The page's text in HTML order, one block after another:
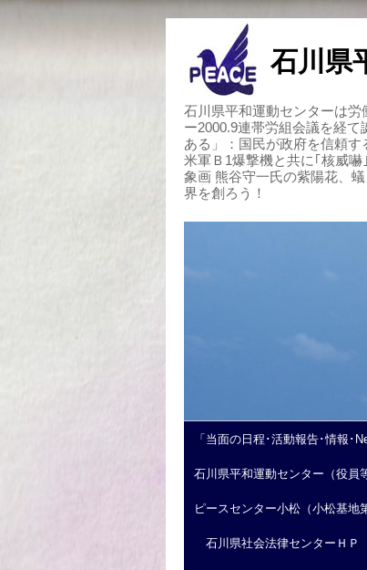
石川県
石川県平和運動センターは
ー2000.9連帯労組会議を経
ある」：国民が政府を信頼
米軍Ｂ1爆撃機と共に｢核威
象画 熊谷守一氏の紫陽花、
界を創ろう！
「当面の日程･活動報告･情報･
石川県平和運動センター（役員
ピースセンター小松（小松基地
石川県社会法律センターＨＰ